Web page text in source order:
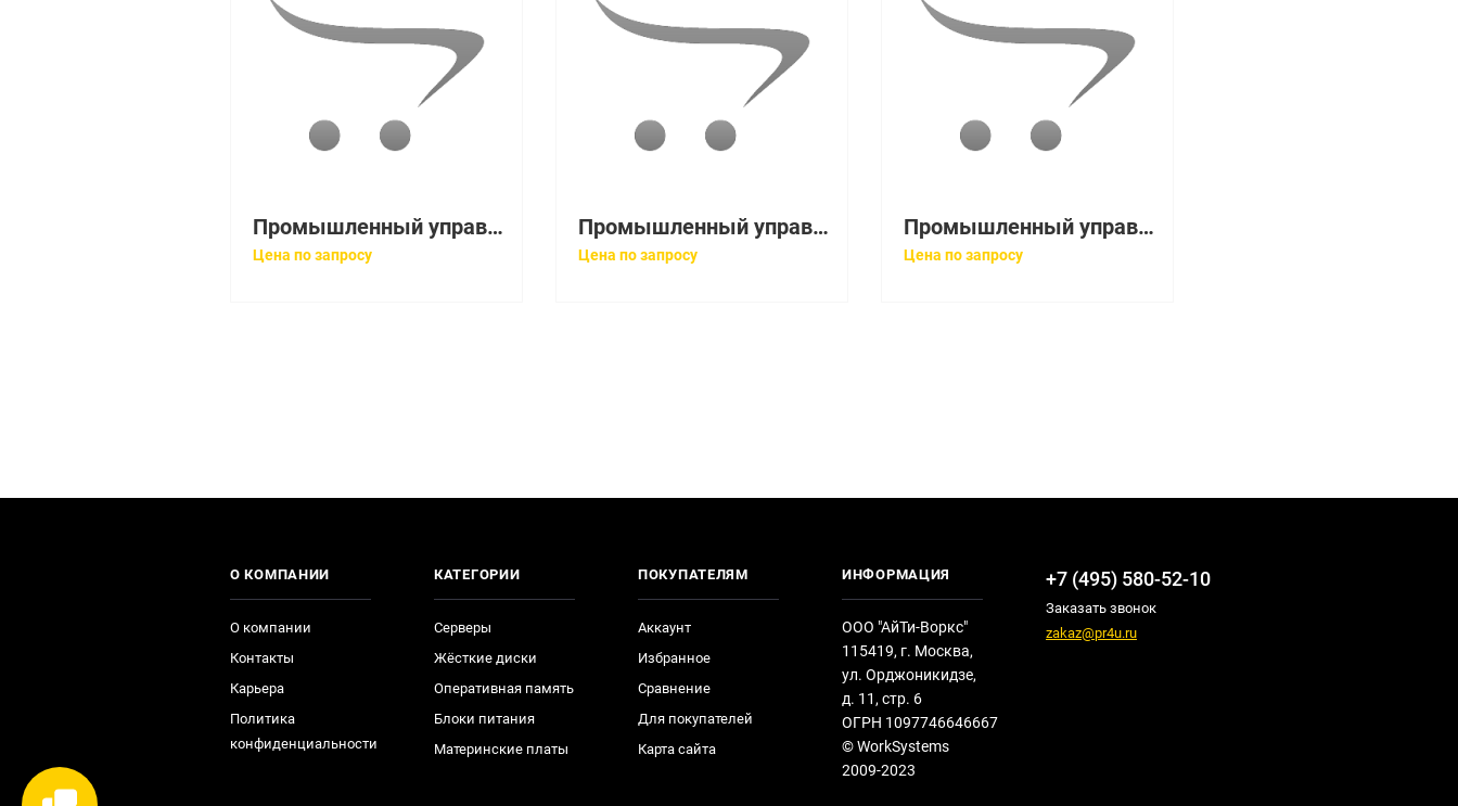
Промышленный управляемый коммутатор L2, 8 портов PoE 10/100/1000Base-T, 2 порта 1000Base-X SFP
Цена по запросу
Промышленный управляемый коммутатор L2, 8 портов PoE 10/100/1000Base-T, 4 порта 1000Base-X SFP
Цена по запросу
Промышленный управляемый коммутатор L2, 8 портов PoE 10/100/1000Base-T, 6 портов 1000Base-X SFP
Цена по запросу
О КОМПАНИИ
О компании
Контакты
Карьера
Политика
конфиденциальности
КАТЕГОРИИ
Серверы
Жёсткие диски
Оперативная память
Блоки питания
Материнские платы
ПОКУПАТЕЛЯМ
Аккаунт
Избранное
Сравнение
Для покупателей
Карта сайта
ИНФОРМАЦИЯ
ООО "АйТи-Воркс"
115419, г. Москва,
ул. Орджоникидзе,
д. 11, стр. 6
ОГРН 1097746646667
© WorkSystems
2009-2023
+7 (495) 580-52-10
Заказать звонок
zakaz@pr4u.ru